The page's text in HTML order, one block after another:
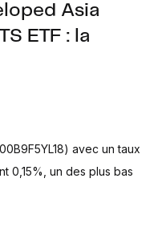
Asia
ETF : la
avec un taux
0,15%, un des plus bas